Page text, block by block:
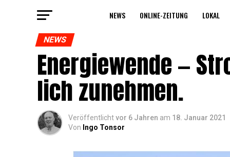
NEWS ONLINE-ZEI­TUNG LOKAL
NEWS
Ener­gie­wen­de —
lich zunehmen.
Veröffentlichtvor 6 Jahren am 18. Januar 2021
Von Ingo Tonsor